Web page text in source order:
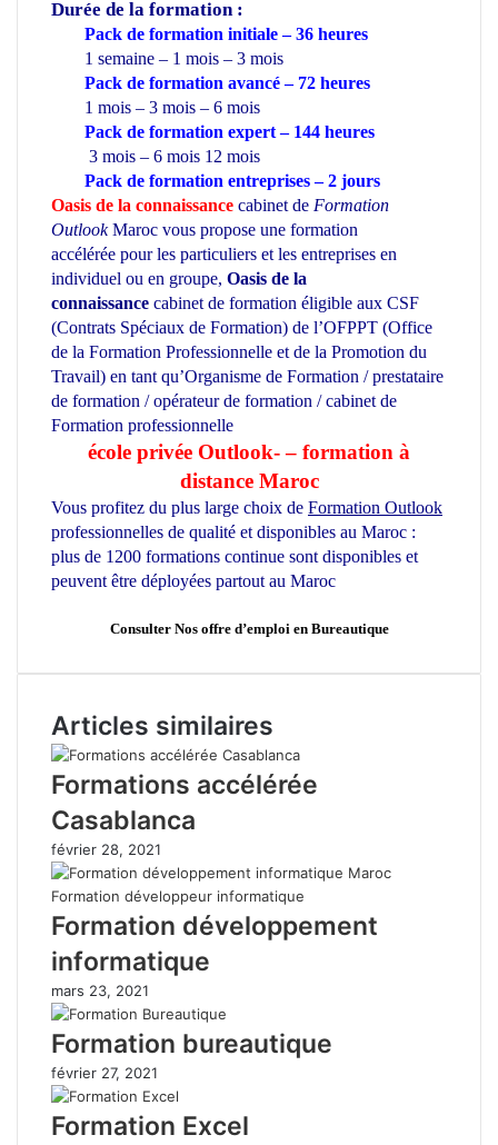
Durée de la formation:
Pack de formation initiale – 36 heures
1 semaine – 1 mois – 3 mois
Pack de formation avancé – 72 heures
1 mois – 3 mois – 6 mois
Pack de formation expert – 144 heures
3 mois – 6 mois 12 mois
Pack de formation entreprises– 2 jours
Oasis de la connaissance cabinet de Formation
OutlookMaroc vous propose une formation
accélérée pour les particuliers et les entreprises en
individuel ou en groupe, Oasis de la
connaissance cabinet de formation éligible aux CSF
(Contrats Spéciaux de Formation) de l’OFPPT (Office
de la Formation Professionnelle et de la Promotion du
Travail) en tant qu’Organisme de Formation / prestataire
de formation / opérateur de formation / cabinet de
Formation professionnelle
école privée Outlook- – formation à
distance Maroc
Vous profitez du plus large choix de Formation Outlook
professionnelles de qualité et disponibles au Maroc :
plus de 1200 formations continue sont disponibles et
peuvent être déployées partout au Maroc
Consulter Nos offre d’emploi en Bureautique
Articles similaires
Formations accélérée
Casablanca
février 28, 2021
Formation développement
informatique
mars 23, 2021
Formation bureautique
février 27, 2021
Formation Excel